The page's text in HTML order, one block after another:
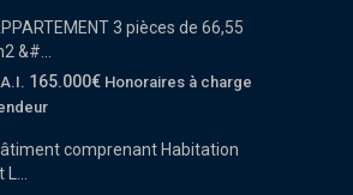
3 pièces de 66,55
&#...
165.000€ Honoraires à charge
comprenant Habitation